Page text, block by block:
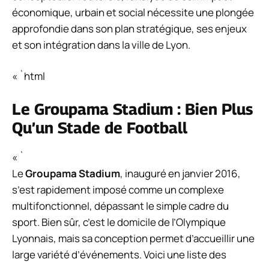
économique, urbain et social nécessite une plongée
approfondie dans son plan stratégique, ses enjeux
et son intégration dans la ville de Lyon.
« `html
Le Groupama Stadium : Bien Plus
Qu’un Stade de Football
« `
LeGroupama Stadium, inauguré en janvier 2016,
s’est rapidement imposé comme un complexe
multifonctionnel, dépassant le simple cadre du
sport. Bien sûr, c’est le domicile de l’Olympique
Lyonnais, mais sa conception permet d’accueillir une
large variété d’événements. Voici une liste des